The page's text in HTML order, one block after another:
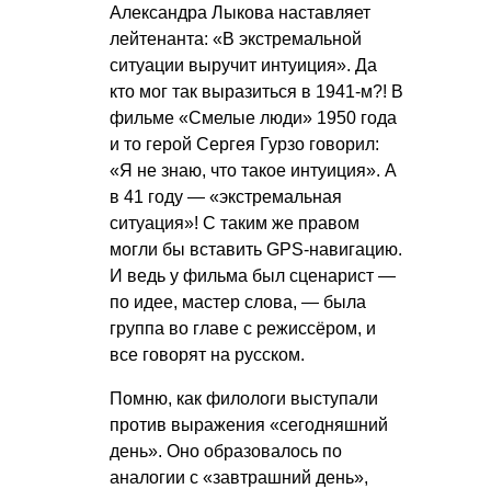
Александра Лыкова наставляет
лейтенанта: «В экстремальной
ситуации выручит интуиция». Да
кто мог так выразиться в 1941-м?! В
фильме «Смелые люди» 1950 года
и то герой Сергея Гурзо говорил:
«Я не знаю, что такое интуиция». А
в 41 году — «экстремальная
ситуация»! С таким же правом
могли бы вставить GPS-навигацию.
И ведь у фильма был сценарист —
по идее, мастер слова, — была
группа во главе с режиссёром, и
все говорят на русском.
Помню, как филологи выступали
против выражения «сегодняшний
день». Оно образовалось по
аналогии с «завтрашний день»,